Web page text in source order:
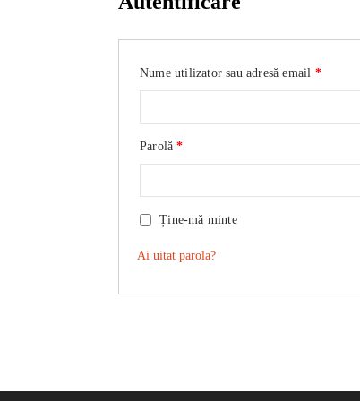
Nume utilizator sau adresă email *
Parolă*Obligatoriu
Ține-mă minte
Ai uitat parola?